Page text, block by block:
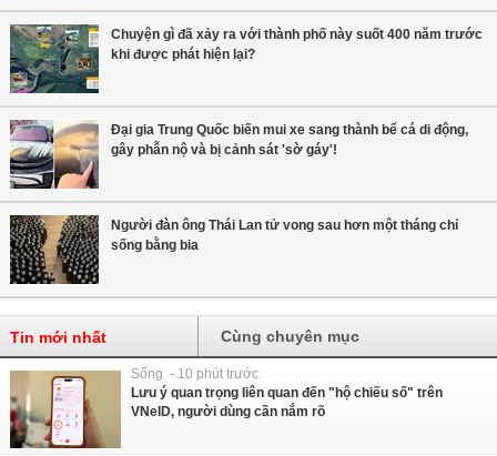
Chuyện gì đã xảy ra với thành phố này suốt 400 năm trước
khi được phát hiện lại?
Đại gia Trung Quốc biến mui xe sang thành bể cá di động,
gây phẫn nộ và bị cảnh sát 'sờ gáy'!
Người đàn ông Thái Lan tử vong sau hơn một tháng chỉ
sống bằng bia
Tin mới nhất Cùng chuyên mục
Sống - 10 phút trước
Lưu ý quan trọng liên quan đến "hộ chiếu số" trên
VNeID, người dùng cần nắm rõ